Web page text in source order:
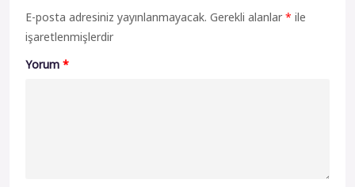
E-posta adresiniz yayınlanmayacak. Gerekli alanlar * ile
işaretlenmişlerdir
Yorum *